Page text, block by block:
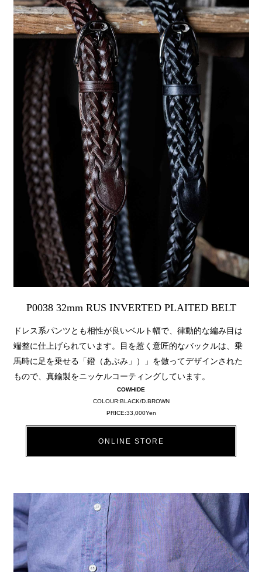
P0038 32mm RUS INVERTED PLAITED BELT
ドレス系パンツとも相性が良いベルト幅で、律動的な編み目は
端整に仕上げられています。目を惹く意匠的なバックルは、乗
馬時に足を乗せる「鐙（あぶみ」）」を倣ってデザインされた
もので、真鍮製をニッケルコーティングしています。
COWHIDE
COLOUR:BLACK/D.BROWN
PRICE:33,000Yen
ONLINE STORE